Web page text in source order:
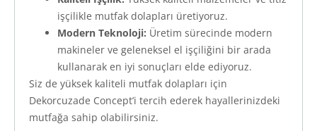
işçilikle mutfak dolapları üretiyoruz.
Modern Teknoloji: Üretim sürecinde modern
makineler ve geleneksel el işçiliğini bir arada
kullanarak en iyi sonuçları elde ediyoruz.
Siz de yüksek kaliteli mutfak dolapları için
Dekorcuzade Concept’i tercih ederek hayallerinizdeki
mutfağa sahip olabilirsiniz.